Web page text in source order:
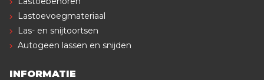
Lastoevoegmateriaal
Las- en snijtoortsen
Autogeen lassen en snijden
INFORMATIE